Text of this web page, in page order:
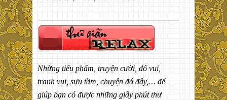
Những tiểu phẩm, truyện cười, đố vui,
tranh vui, sưu tầm, chuyện đó đây,… để
giúp bạn có được những giây phút thư